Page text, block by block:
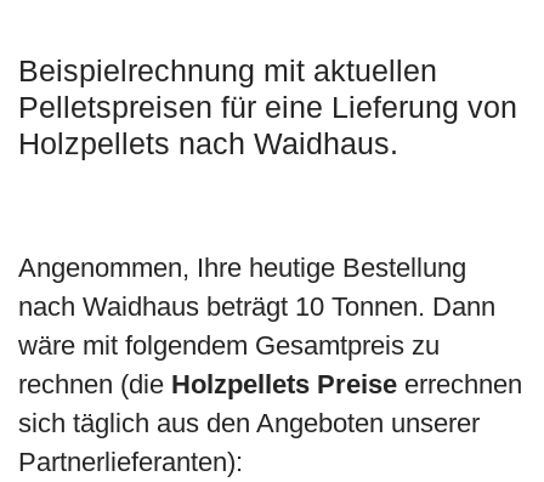
Beispielrechnung mit aktuellen
Pelletspreisen für eine Lieferung von
Holzpellets nach Waidhaus.
Angenommen, Ihre heutige Bestellung
nach Waidhaus beträgt 10 Tonnen. Dann
wäre mit folgendem Gesamtpreis zu
rechnen (die Holzpellets Preise errechnen
sich täglich aus den Angeboten unserer
Partnerlieferanten):